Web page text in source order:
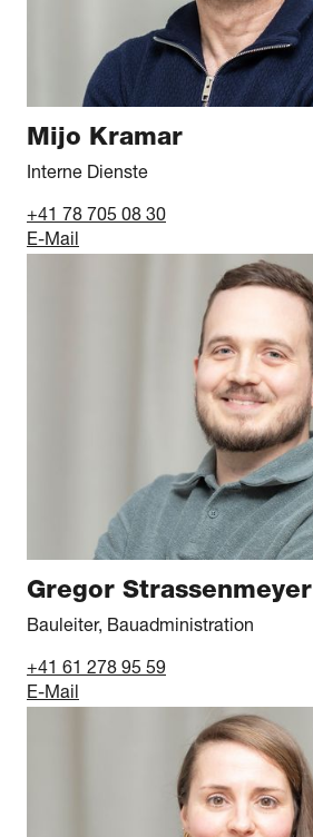
Mijo Kramar
Interne Dienste
+41 78 705 08 30
E-Mail
Gregor Strassenmeyer
Bauleiter, Bauadministration
+41 61 278 95 59
E-Mail